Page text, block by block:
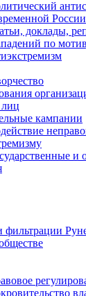
России
доклады,
по
кампании
и